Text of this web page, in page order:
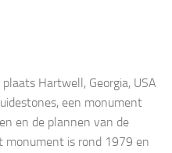
Hartwell, Georgia, USA
een monument
en de plannen van de
monument is rond 1979 en